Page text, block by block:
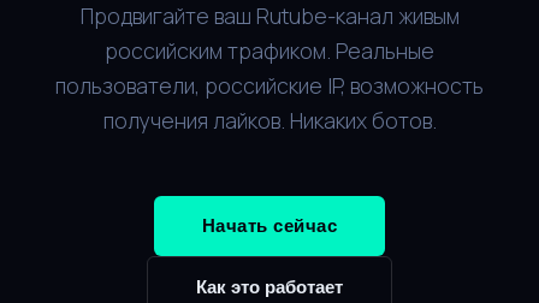
Продвигайте ваш Rutube-канал живым
российским трафиком. Реальные
пользователи, российские IP, возможность
получения лайков. Никаких ботов.
Начать сейчас
Как это работает